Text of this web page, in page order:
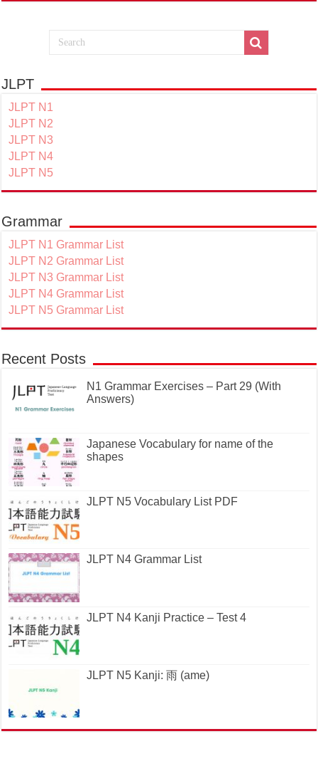
JLPT
JLPT N1
JLPT N2
JLPT N3
JLPT N4
JLPT N5
Grammar
JLPT N1 Grammar List
JLPT N2 Grammar List
JLPT N3 Grammar List
JLPT N4 Grammar List
JLPT N5 Grammar List
Recent Posts
N1 Grammar Exercises – Part 29 (With
Answers)
Japanese Vocabulary for name of the
shapes
JLPT N5 Vocabulary List PDF
JLPT N4 Grammar List
JLPT N4 Kanji Practice – Test 4
JLPT N5 Kanji: 雨 (ame)